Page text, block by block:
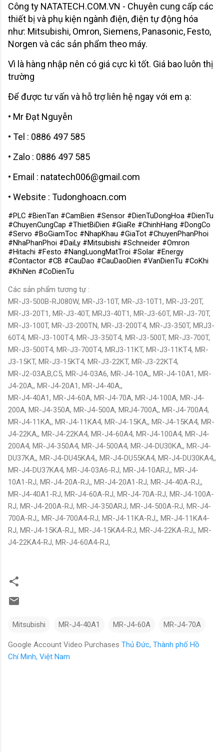
Công ty NATATECH.COM.VN - Chuyên cung cấp các
thiết bị và phụ kiện ngành điện, điện tự động hóa
như: Mitsubishi, Omron, Siemens, Panasonic, Festo,
Norgen và các sản phẩm theo máy.
Vì là hàng nhập nên có giá cực kì tốt. Giá bao luôn thị
trường
Để được tư vấn và hỗ trợ liên hệ ngay với em ạ:
• Mr Đạt Nguyễn
• Tel : 0886 497 585
• Zalo : 0886 497 585
• Email : natatech006@gmail.com
• Website : Tudonghoacn.com
#PLC #BienTan #CamBien #Sensor #DienTuDongHoa #DienTu
#ChuyenCungCap #ThietBiDien #GiaRe #ChinhHang #DongCo
#Servo #BoGiamToc #NhapKhau #GiaTot #ChuyenPhanPhoi
#NhaPhanPhoi #DaiLy #Mitsubishi #Schneider #Omron
#Hitachi #Festo #NangLuongMatTroi #Solar #Energy
#Contactor #CB #CauDao #CauDaoDien #VanDienTu #CoKhi
#KhiNen #CoDienTu
Các sản phẩm tương tự :
MR-J3-500B-RJ080W, MR-J3-10T, MR-J3-10T1, MR-J3-20T,
MR-J3-20T1, MR-J3-40T, MRJ3-40T1, MR-J3-60T, MR-J3-70T,
MR-J3-100T, MR-J3-200TN, MR-J3-200T4, MR-J3-350T, MRJ3-
60T4, MR-J3-100T4, MR-J3-350T4, MR-J3-500T, MR-J3-700T,
MR-J3-500T4, MR-J3-700T4, MRJ3-11KT, MR-J3-11KT4, MR-
J3-15KT, MR-J3-15KT4, MR-J3-22KT, MR-J3-22KT4,
MR-J2-03A,B,C5, MR-J4-03A6, MR-J4-10A,, MR-J4-10A1, MR-
J4-20A,, MR-J4-20A1, MR-J4-40A,,
MR-J4-40A1, MR-J4-60A, MR-J4-70A, MR-J4-100A, MR-J4-
200A, MR-J4-350A, MR-J4-500A, MRJ4-700A,, MR-J4-700A4,
MR-J4-11KA,, MR-J4-11KA4, MR-J4-15KA,, MR-J4-15KA4, MR-
J4-22KA,, MR-J4-22KA4, MR-J4-60A4, MR-J4-100A4, MR-J4-
200A4, MR-J4-350A4, MR-J4-500A4, MR-J4-DU30KA,, MR-J4-
DU37KA,, MR-J4-DU45KA4,, MR-J4-DU55KA4, MR-J4-DU30KA4,,
MR-J4-DU37KA4, MR-J4-03A6-RJ, MR-J4-10ARJ,, MR-J4-
10A1-RJ, MR-J4-20A-RJ,, MR-J4-20A1-RJ, MR-J4-40A-RJ,,
MR-J4-40A1-RJ, MR-J4-60A-RJ, MR-J4-70A-RJ, MR-J4-100A-
RJ, MR-J4-200A-RJ, MR-J4-350ARJ, MR-J4-500A-RJ, MR-J4-
700A-RJ,, MR-J4-700A4-RJ, MR-J4-11KA-RJ,, MR-J4-11KA4-
RJ, MR-J4-15KA-RJ,, MR-J4-15KA4-RJ, MR-J4-22KA-RJ,, MR-
J4-22KA4-RJ, MR-J4-60A4-RJ,
Mitsubishi MR-J4-40A1 MR-J4-60A MR-J4-70A
Google Account Video Purchases Thủ Đức, Thành phố Hồ
Chí Minh, Việt Nam